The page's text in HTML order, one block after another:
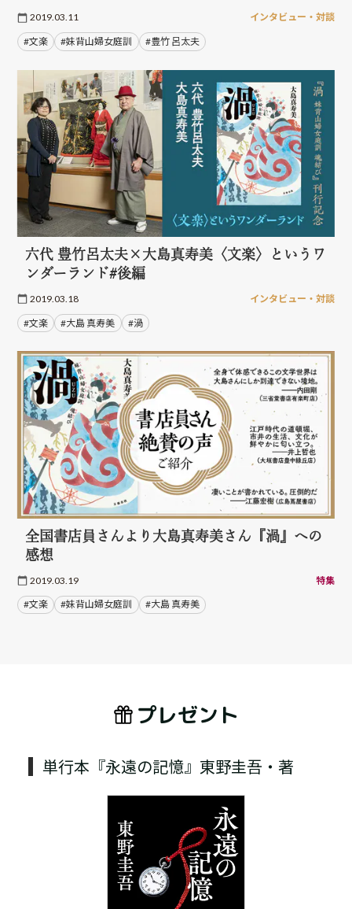
2019.03.11 インタビュー・対談
#文楽 #妹背山婦女庭訓 #豊竹 呂太夫
六代 豊竹呂太夫×大島真寿美〈文楽〉というワ
ンダーランド#後編
2019.03.18 インタビュー・対談
#文楽 #大島 真寿美 #渦
全国書店員さんより大島真寿美さん『渦』への
感想
2019.03.19 特集
#文楽 #妹背山婦女庭訓 #大島 真寿美
プレゼント
単行本『永遠の記憶』東野圭吾・著